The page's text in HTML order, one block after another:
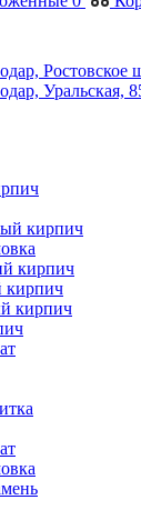
Ростовское
Уральская,
кирпич
кирпич
кирпич
кирпич